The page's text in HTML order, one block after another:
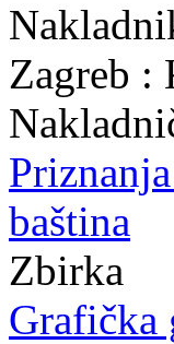
Zagreb :
baština
Zbirka
Grafička